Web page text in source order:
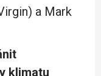
a Mark
klimatu